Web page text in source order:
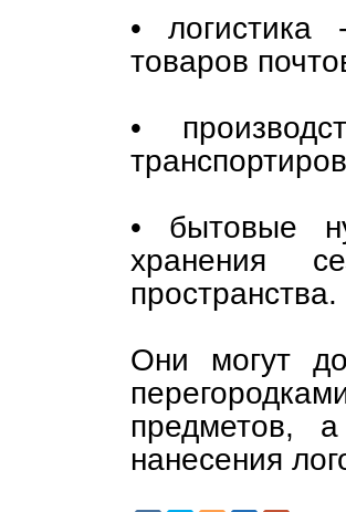
• логистика
товаров
•
• бытовые
хранения
пространства.
Они могут
предметов,
нанесения